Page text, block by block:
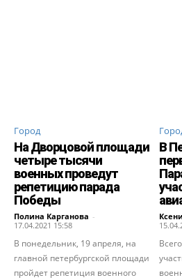
Город
На Дворцовой площади
четыре тысячи
военных проведут
репетицию парада
Победы
Полина Карганова -
17.04.2021 15:58
В понедельник, 19 апреля, на
главной петербургской площади
пройдет репетиция военного
В